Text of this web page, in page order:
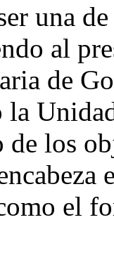
una
al
de
la
de los
el